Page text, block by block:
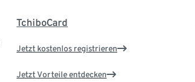
TchiboCard
Jetzt kostenlos registrieren
Jetzt Vorteile entdecken